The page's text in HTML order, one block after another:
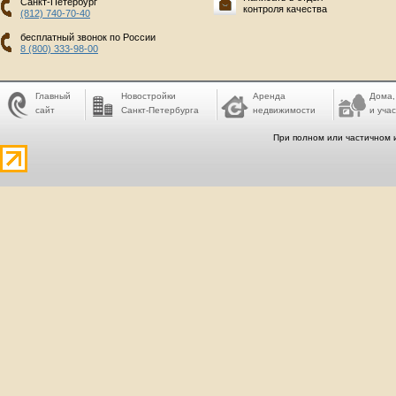
(812) 740-70-40
бесплатный звонок по России
8 (800) 333-98-00
контроля качества
Главный
сайт
Новостройки
Санкт-Петербурга
Аренда
недвижимости
Дома,
и
При полном или частичном